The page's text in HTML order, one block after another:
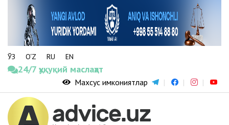
ЎЗ O‘Z RU EN
24/7 ҳуқуқий маслаҳат
Махсус имкониятлар